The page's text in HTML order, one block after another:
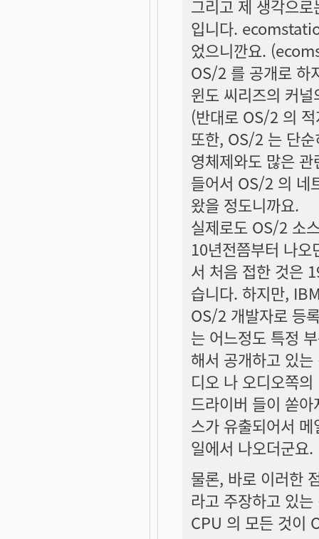
그리고 제 생각으
입니다.
었으니깐요.
OS/2 를 공개로 하
윈도 씨리즈의 커
(반대로 OS/2 의
또한, OS/2 는 단
영체제와도 많은
들어서 OS/2 의 네
왔을 정도니까요.
실제로도 OS/2 소
10년전쯤부터 나
서 처음 접한 것은
습니다. 하지만,
OS/2 개발자로 등
는 어느정도 특정
해서 공개하고 있
디오 나 오디오쪽
드라이버 들이 쏟
스가 유출되어서
일에서 나오더군요.
물론, 바로 이러한
라고 주장하고 있
CPU 의 모든 것이